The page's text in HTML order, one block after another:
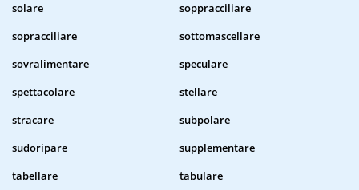
solare
soppracciliare
sopracciliare
sottomascellare
sovralimentare
speculare
spettacolare
stellare
stracare
subpolare
sudoripare
supplementare
tabellare
tabulare